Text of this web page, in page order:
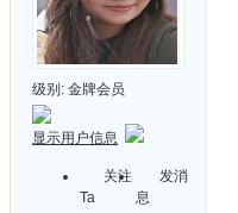
级别: 金牌会员
显示用户信息
关注
Ta
发消
息